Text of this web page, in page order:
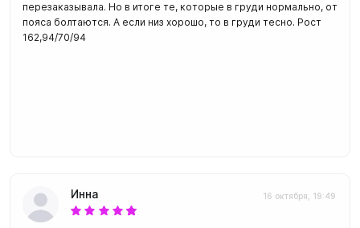
перезаказывала. Но в итоге те, которые в груди нормально, от
пояса болтаются. А если низ хорошо, то в груди тесно. Рост
162,94/70/94
Инна 16 октября, 19:49